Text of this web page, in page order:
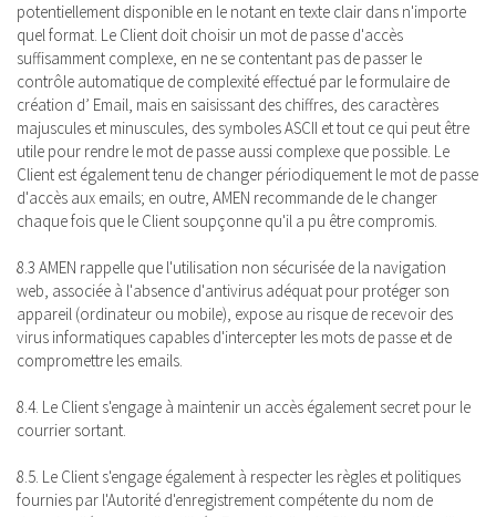
potentiellement disponible en le notant en texte clair dans n'importe
quel format. Le Client doit choisir un mot de passe d'accès
suffisamment complexe, en ne se contentant pas de passer le
contrôle automatique de complexité effectué par le formulaire de
création d’ Email, mais en saisissant des chiffres, des caractères
majuscules et minuscules, des symboles ASCII et tout ce qui peut être
utile pour rendre le mot de passe aussi complexe que possible. Le
Client est également tenu de changer périodiquement le mot de passe
d'accès aux emails; en outre, AMEN recommande de le changer
chaque fois que le Client soupçonne qu'il a pu être compromis.
8.3 AMEN rappelle que l'utilisation non sécurisée de la navigation
web, associée à l'absence d'antivirus adéquat pour protéger son
appareil (ordinateur ou mobile), expose au risque de recevoir des
virus informatiques capables d'intercepter les mots de passe et de
compromettre les emails.
8.4. Le Client s'engage à maintenir un accès également secret pour le
courrier sortant.
8.5. Le Client s'engage également à respecter les règles et politiques
fournies par l'Autorité d'enregistrement compétente du nom de